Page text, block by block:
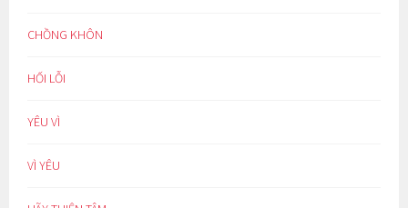
CHỒNG KHÔN
HỐI LỖI
YÊU VÌ
VÌ YÊU